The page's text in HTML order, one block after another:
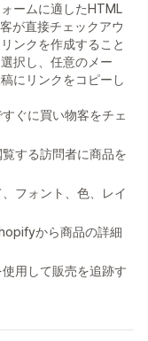
ームに適したHTML
が直接チェックアウ
ンクを作成すること
択し、任意のメー
にリンクをコピーし
ぐに買い物客をチェ
する訪問者に商品を
フォント、色、レイ
から商品の詳細
用して販売を追跡す